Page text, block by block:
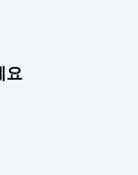
요